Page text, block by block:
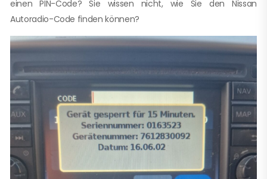
einen PIN-Code? Sie wissen nicht, wie Sie den Nissan
Autoradio-Code finden können?